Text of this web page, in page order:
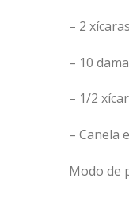
– 2
– 10
– 1/2
– Canela
Modo de